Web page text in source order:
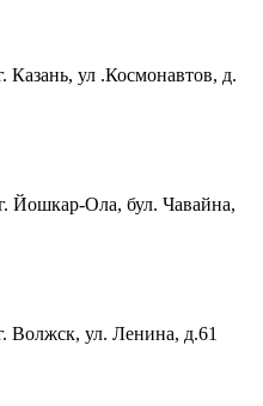
Казань, ул .Космонавтов, д.
Йошкар-Ола, бул. Чавайна,
Волжск, ул. Ленина, д.61